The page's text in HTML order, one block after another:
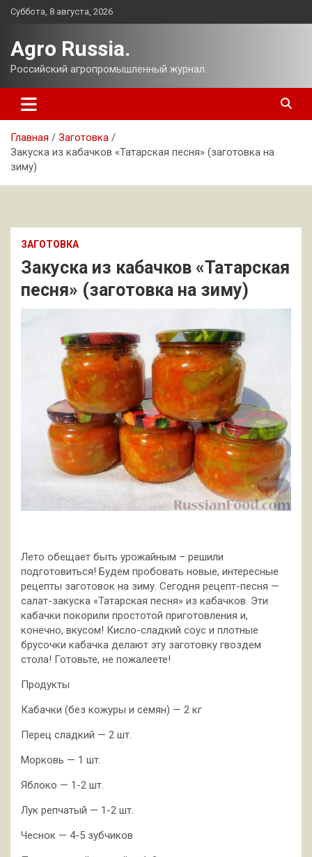
Перейти
Суббота, 8 августа, 2026
Agro Russia.
Российский агропромышленный журнал.
Главная
Заготовка
Закуска из кабачков «Татарская песня» (заготовка на
зиму)
ЗАГОТОВКА
Закуска из кабачков «Татарская
песня» (заготовка на зиму)
Лето обещает быть урожайным – решили
подготовиться! Будем пробовать новые, интересные
рецепты заготовок на зиму. Сегодня рецепт-песня —
салат-закуска «Татарская песня» из кабачков. Эти
кабачки покорили простотой приготовления и,
конечно, вкусом! Кисло-сладкий соус и плотные
брусочки кабачка делают эту заготовку гвоздем
стола! Готовьте, не пожалеете!
Продукты
Кабачки (без кожуры и семян) — 2 кг
Перец сладкий — 2 шт.
Морковь — 1 шт.
Яблоко — 1-2 шт.
Лук репчатый — 1-2 шт.
Чеснок — 4-5 зубчиков